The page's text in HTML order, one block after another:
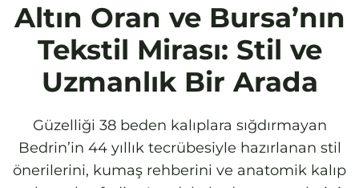
Altın Oran ve Bursa’nın
Tekstil Mirası: Stil ve
Uzmanlık Bir Arada
Güzelliği 38 beden kalıplara sığdırmayan
Bedrin’in 44 yıllık tecrübesiyle hazırlanan stil
önerilerini, kumaş rehberini ve anatomik kalıp